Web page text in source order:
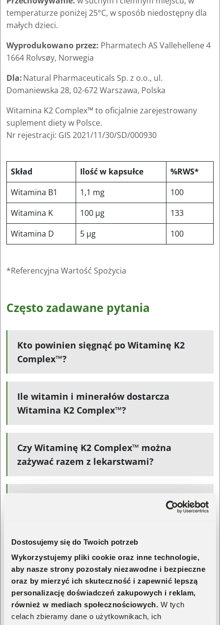
Dostosujemy się do Twoich potrzeb
Wykorzystujemy pliki cookie oraz inne technologie,
aby nasze strony pozostały niezawodne i bezpieczne
oraz by mierzyć ich skuteczność i zapewnić lepszą
personalizację doświadczeń zakupowych i reklam,
również w mediach społecznościowych. W tych
celach zbieramy dane o użytkownikach, ich
temperaturze poniżej 25°C, w sposób niedostępny dla
małych dzieci.
Wyprodukowano przez: Pharmatech AS Vallehellene 4
1664 Rolvsøy, Norwegia
Dla:Natural Pharmaceuticals Sp. z o.o., ul.
Domaniewska 28, 02-672 Warszawa, Polska
Witamina K2 Complex™ to oficjalnie zarejestrowany
suplement diety w Polsce.
Nr rejestracji: GIS 2021/11/30/SD/000930
Skład Ilość w kapsułce
%RWS*
Witamina B1
1,1 mg
100
Witamina K
100 μg
133
Witamina D
5 μg 100
*Referencyjna Wartość Spożycia
Często zadawane pytania
Kto powinien sięgnąć po Witaminę K2
Complex™?
Ile witamin i minerałów dostarcza
Witamina K2 Complex™?
Czy Witaminę K2 Complex™ można
zażywać razem z lekarstwami?
Ile kapsułek zawiera jedno opakowanie?
Po jakim czasie zauważę efekty